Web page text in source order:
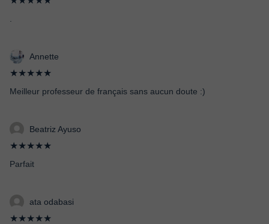
Annette
★★★★★
Meilleur professeur de français sans aucun doute :)
Beatriz Ayuso
★★★★★
Parfait
ata odabasi
★★★★★